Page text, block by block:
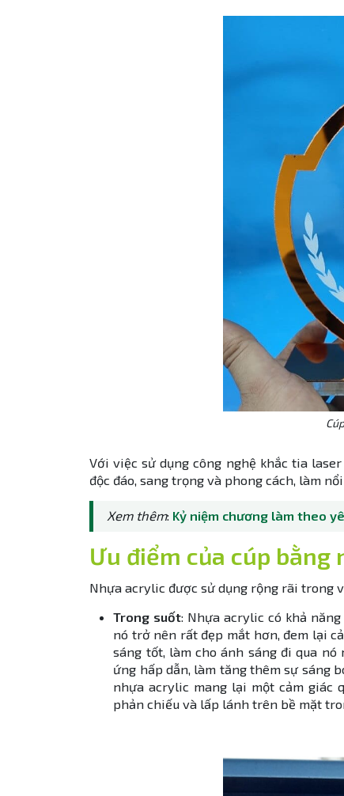
Với việc sử dụng công nghệ khắc tia
độc đáo, sang trọng và phong cách, làm
Xem thêm: Kỷ niệm chương làm theo
Ưu điểm của cúp bằng
Nhựa acrylic được sử dụng rộng rãi trong
Trong suốt: Nhựa acrylic có khả
nó trở nên rất đẹp mắt hơn, đem lại
sáng tốt, làm cho ánh sáng đi qua
ứng hấp dẫn, làm tăng thêm sự sáng
nhựa acrylic mang lại một cảm giác
phản chiếu và lấp lánh trên bề mặt